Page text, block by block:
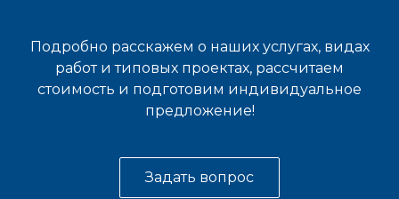
Подробно расскажем о наших услугах, видах
работ и типовых проектах, рассчитаем
стоимость и подготовим индивидуальное
предложение!
Задать вопрос